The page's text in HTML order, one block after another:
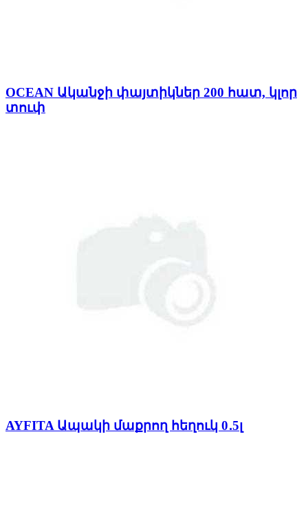
OCEAN Ականջի փայտիկներ 200 հատ, կլոր
տուփ
AYFITA Ապակի մաքրող հեղուկ 0․5լ